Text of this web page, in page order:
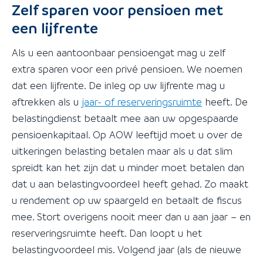
Zelf sparen voor pensioen met
een lijfrente
Als u een aantoonbaar pensioengat mag u zelf
extra sparen voor een privé pensioen. We noemen
dat een lijfrente. De inleg op uw lijfrente mag u
aftrekken als u jaar- of reserveringsruimte heeft. De
belastingdienst betaalt mee aan uw opgespaarde
pensioenkapitaal. Op AOW leeftijd moet u over de
uitkeringen belasting betalen maar als u dat slim
spreidt kan het zijn dat u minder moet betalen dan
dat u aan belastingvoordeel heeft gehad. Zo maakt
u rendement op uw spaargeld en betaalt de fiscus
mee. Stort overigens nooit meer dan u aan jaar – en
reserveringsruimte heeft. Dan loopt u het
belastingvoordeel mis. Volgend jaar (als de nieuwe